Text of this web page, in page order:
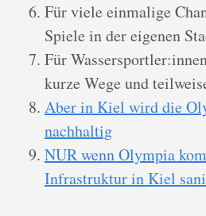
Für viele einmalige
Spiele in der eigenen
Für
kurze Wege und
Aber in Kiel wird die
nachhaltig
NUR wenn Olympia
Infrastruktur in Kiel